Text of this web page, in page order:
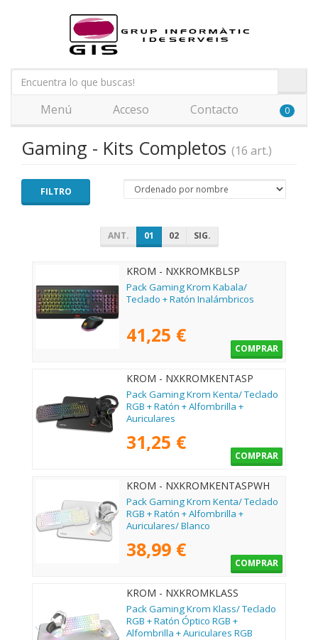
Menú Acceso Contacto 0
Gaming - Kits Completos (16 art.)
FILTRO
ANT. 01 02 SIG.
KROM - NXKROMKBLSP
Pack Gaming Krom Kabala/
Teclado + Ratón Inalámbricos
41,25 €
COMPRAR
KROM - NXKROMKENTASP
Pack Gaming Krom Kenta/ Teclado
RGB + Ratón + Alfombrilla +
Auriculares
31,25 €
COMPRAR
KROM - NXKROMKENTASPWH
Pack Gaming Krom Kenta/ Teclado
RGB + Ratón + Alfombrilla +
Auriculares/ Blanco
38,99 €
COMPRAR
KROM - NXKROMKLASS
Pack Gaming Krom Klass/ Teclado
RGB + Ratón Óptico RGB +
Alfombrilla + Auriculares RGB